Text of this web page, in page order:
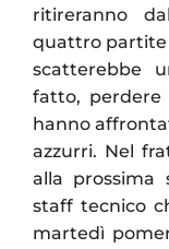
ritireranno
quattro partite
scatterebbe
fatto,
hanno
azzurri. Nel
alla prossima
staff tecnico
martedì